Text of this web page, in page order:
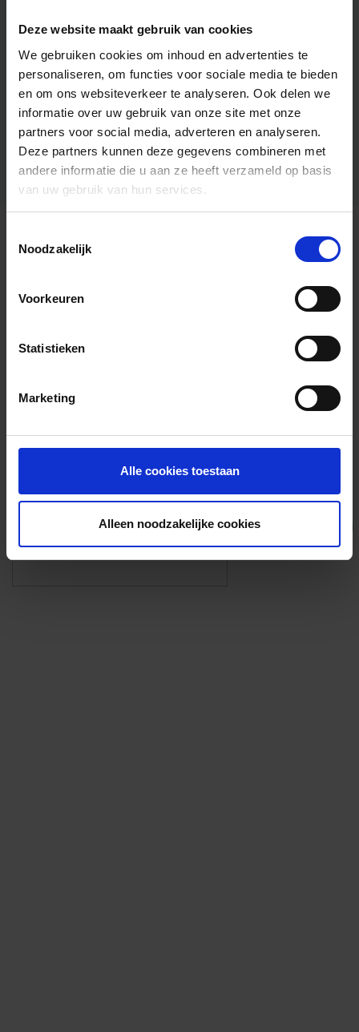
Deze website maakt gebruik van cookies
We gebruiken cookies om inhoud en advertenties te
personaliseren, om functies voor sociale media te bieden
en om ons websiteverkeer te analyseren. Ook delen we
informatie over uw gebruik van onze site met onze
partners voor social media, adverteren en analyseren.
Deze partners kunnen deze gegevens combineren met
andere informatie die u aan ze heeft verzameld op basis
van uw gebruik van hun services.
Noodzakelijk
Voorkeuren
Statistieken
Marketing
Alle cookies toestaan
Alleen noodzakelijke cookies
Algemene informatie
Foto’s ({{photos.length}})
Eigen foto’s